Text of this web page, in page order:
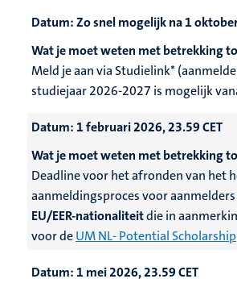
Datum:Zo snel mogelijk na 1
Wat je moet weten met betrekking
Meld je aan via Studielink*
studiejaar 2026-2027 is mogelijk
Datum: 1 februari 2026, 23.59 CET
Wat je moet weten met betrekking
Deadline voor het afronden van het
aanmeldingsproces voor
EU/EER-nationaliteitdie in
voor deUM NL- Potential Scholarship
Datum: 1 mei 2026, 23.59 CET